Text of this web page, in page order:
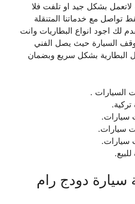
بشكل جيد او تلفت فلا
تواصل مع خدماتنا المتنقلة
لك اجود انواع البطاريات وانت
السيارة حيث يصل الفني
البطارية بشكل سريع وبضمان
السيارات .
تركية.
سيارات.
سيارات.
سيارات.
سيارة دودج رام